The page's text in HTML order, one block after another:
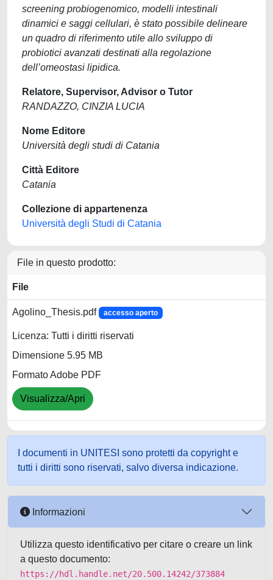
screening probiogenomico, modelli intestinali
dinamici e saggi cellulari, è stato possibile delineare
un quadro di riferimento utile allo sviluppo di
probiotici avanzati destinati alla regolazione
dell’omeostasi lipidica.
Relatore, Supervisor, Advisor o Tutor
RANDAZZO, CINZIA LUCIA
Nome Editore
Università degli studi di Catania
Città Editore
Catania
Collezione di appartenenza
Università degli Studi di Catania
File in questo prodotto:
File
Agolino_Thesis.pdf accesso aperto
Licenza: Tutti i diritti riservati
Dimensione 5.95 MB
Formato Adobe PDF
Visualizza/Apri
I documenti in UNITESI sono protetti da copyright e
tutti i diritti sono riservati, salvo diversa indicazione.
Informazioni
Utilizza questo identificativo per citare o creare un link
a questo documento:
https://hdl.handle.net/20.500.14242/373884